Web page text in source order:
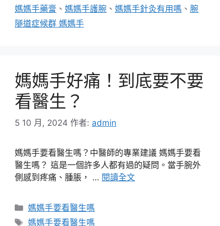
媽媽手藥膏 、 媽媽手護腕 、 媽媽手針灸有用嗎 、 腕
隧道症候群 媽媽手
媽媽手好痛！到底要不要
看醫生？
5 10 月, 2024 作者: admin
媽媽手要看醫生嗎？中醫師的專業建議 媽媽手要看
醫生嗎？ 這是一個許多人都有過的疑問。當手腕外
側感到疼痛、腫脹， … 閱讀全文
分
類
媽媽手要看醫生嗎
標
媽媽手要看醫生嗎